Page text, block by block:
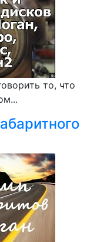
то, что